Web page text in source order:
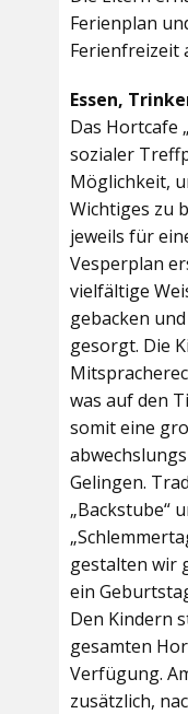
Ferienplan
Ferienfreizeit
Essen,
Das Hortcafe
sozialer
Möglichkeit,
Wichtiges zu
jeweils für
Vesperplan
vielfältige
gebacken
gesorgt. Die
was auf den
somit eine
Gelingen.
„Backstube“
gestalten wir
ein
Den Kindern
gesamten
Verfügung.
zusätzlich,